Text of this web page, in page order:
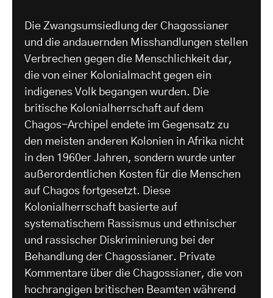
Die Zwangsumsiedlung der Chagossianer
und die andauernden Misshandlungen stellen
Verbrechen gegen die Menschlichkeit dar,
die von einer Kolonialmacht gegen ein
indigenes Volk begangen wurden. Die
britische Kolonialherrschaft auf dem
Chagos-Archipel endete im Gegensatz zu
den meisten anderen Kolonien in Afrika nicht
in den 1960er Jahren, sondern wurde unter
außerordentlichen Kosten für die Menschen
auf Chagos fortgesetzt. Diese
Kolonialherrschaft basierte auf
systematischem Rassismus und ethnischer
und rassischer Diskriminierung bei der
Behandlung der Chagossianer. Private
Kommentare über die Chagossianer, die von
hochrangigen britischen Beamten während